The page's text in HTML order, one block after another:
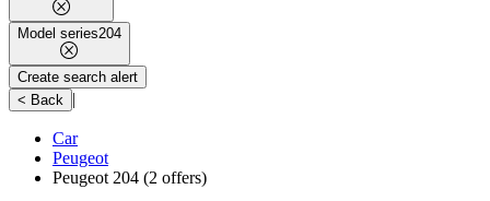
Model series204
Create search alert
< Back |
Car
Peugeot
Peugeot 204 (2 offers)